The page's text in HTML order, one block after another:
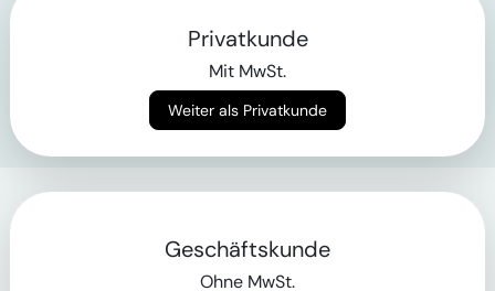
Privatkunde
Mit MwSt.
Weiter als Privatkunde
Geschäftskunde
Ohne MwSt.